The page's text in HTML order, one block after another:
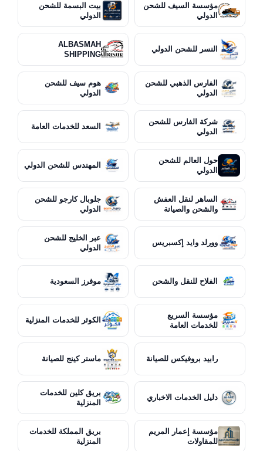
مؤسسة السيف للشحن
الدولي
بيت البسمة للشحن
الدولي
النسر للشحن الدولي
ALBASMAH
SHIPPING
الفارس الذهبي للشحن
الدولي
هوم سيف للشحن
الدولي
شركة الفارس للشحن
الدولي
السعد للخدمات العامة
حول العالم للشحن
الدولي
المهندس للشحن الدولي
الساهر لنقل العفش
والشحن والصيانة
جلوبال كارجو للشحن
الدولي
وورلد وايد إكسبريس
عبر الخليج للشحن
الدولي
الفلاح للنقل والشحن موفرز السعودية
مؤسسة السريع
للخدمات العامة
الكوثر للخدمات المنزلية
رابيد بروفيكس للصيانة ماستر كينج للصيانة
دليل الخدمات الاخباري
بريق كلين للخدمات
المنزلية
مؤسسة إعمار المريم
للمقاولات
بريق المملكة للخدمات
المنزلية